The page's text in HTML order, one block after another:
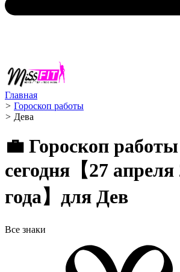
Главная
> Гороскоп работы
> Дева ️
💼 Гороскоп
сегодня【27 апреля
года】для Дев
Все знаки